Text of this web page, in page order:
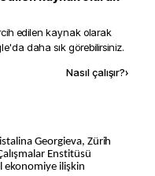
edilen kaynak olarak
daha sık görebilirsiniz.
Nasıl çalışır?›
Georgieva, Zürih
Enstitüsü
ekonomiye ilişkin